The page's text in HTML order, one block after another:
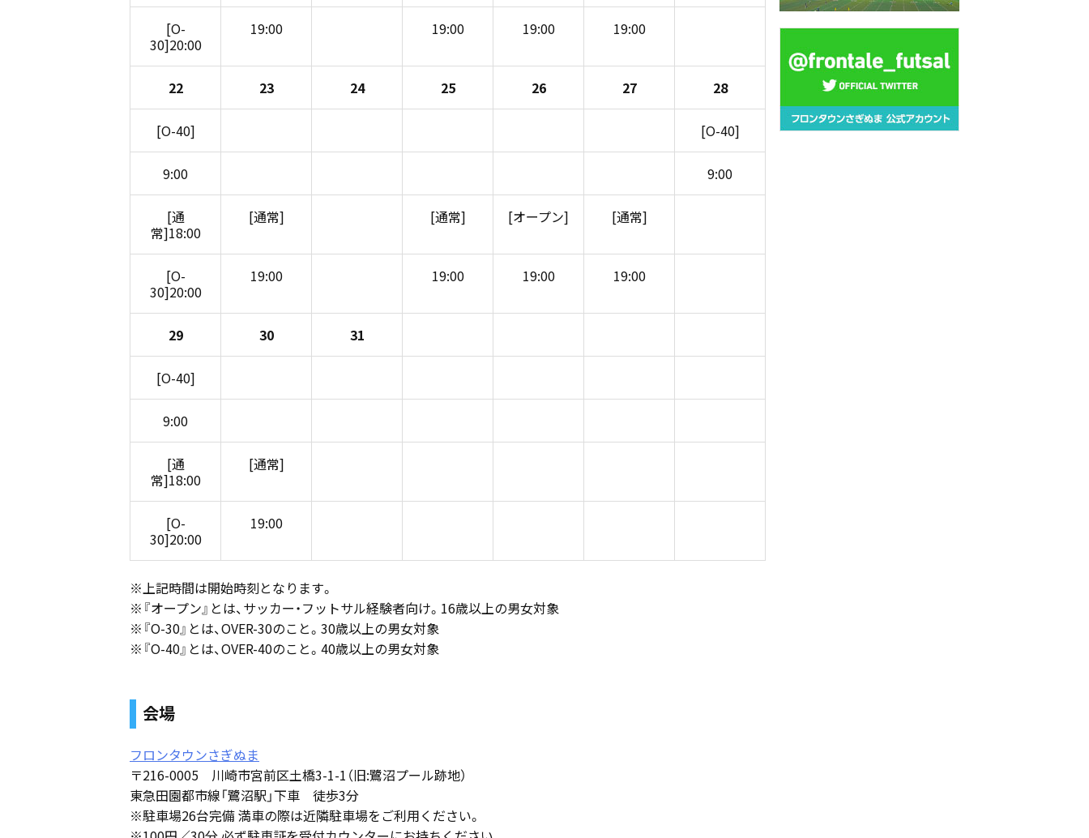
[O-
30]20:00
19:00 19:00 19:00 19:00
22 23 24 25 26 27 28
[O-40] [O-40]
9:00 9:00
[通
常]18:00
[通常] [通常] [オープン] [通常]
[O-
30]20:00
19:00 19:00 19:00 19:00
29 30 31
[O-40]
9:00
[通
常]18:00
[通常]
[O-
30]20:00
19:00
※上記時間は開始時刻となります。
※『オープン』とは、サッカー・フットサル経験者向け。16歳以上の男女対象
※『O-30』とは、OVER-30のこと。30歳以上の男女対象
※『O-40』とは、OVER-40のこと。40歳以上の男女対象
会場
フロンタウンさぎぬま
〒216-0005 川崎市宮前区土橋3-1-1（旧:鷺沼プール跡地）
東急田園都市線「鷺沼駅」下車 徒歩3分
※駐車場26台完備 満車の際は近隣駐車場をご利用ください。